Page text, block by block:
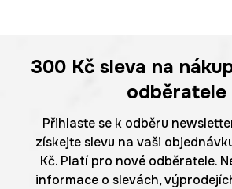
300 Kč sleva na
odběratele
Přihlaste se k odběru
získejte slevu na vaši
Kč. Platí pro nové odběratele.
informace o slevách,